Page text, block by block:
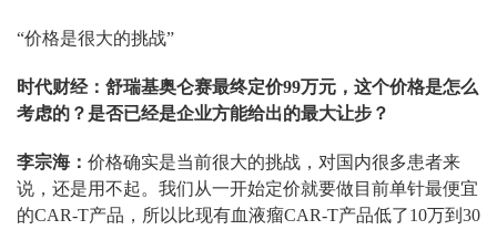
“价格是很大的挑战”
时代财经：舒瑞基奥仑赛最终定价99万元，这个价格是怎么
考虑的？是否已经是企业方能给出的最大让步？
李宗海： 价格确实是当前很大的挑战，对国内很多患者来
说，还是用不起。我们从一开始定价就要做目前单针最便宜
的CAR-T产品，所以比现有血液瘤CAR-T产品低了10万到30